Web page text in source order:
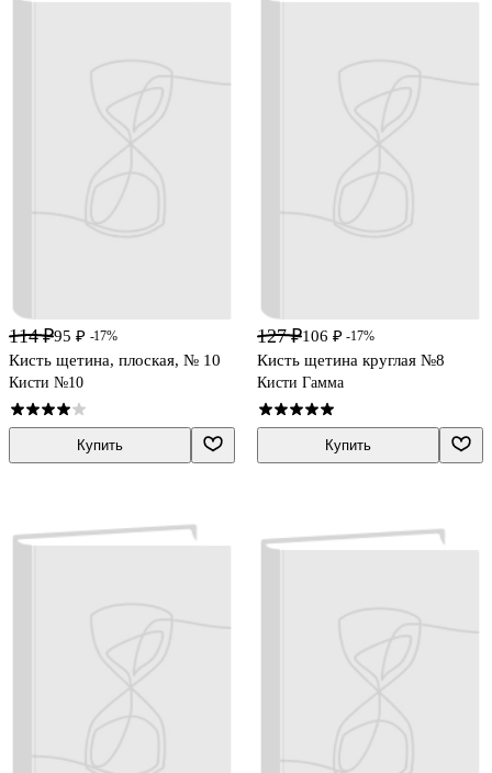
114 ₽95 ₽ -17%
Кисть щетина, плоская, № 10
Кисти №10
Купить
127 ₽106 ₽ -17%
Кисть щетина круглая №8
Кисти Гамма
Купить